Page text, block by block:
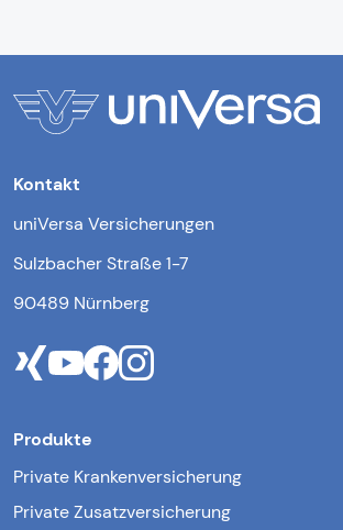
Kontakt
uniVersa Versicherungen
Sulzbacher Straße 1-7
90489 Nürnberg
Produkte
Private Krankenversicherung
Private Zusatzversicherung